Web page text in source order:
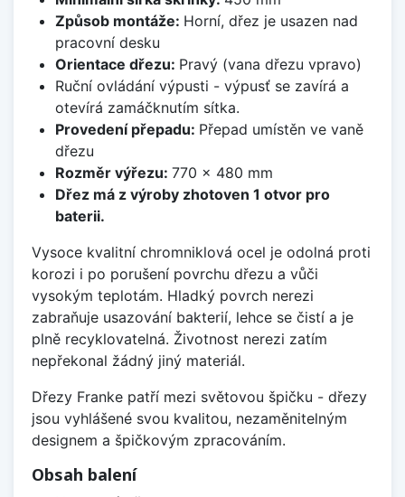
Způsob montáže: Horní, dřez je usazen nad
pracovní desku
Orientace dřezu: Pravý (vana dřezu vpravo)
Ruční ovládání výpusti - výpusť se zavírá a
otevírá zamáčknutím sítka.
Provedení přepadu: Přepad umístěn ve vaně
dřezu
Rozměr výřezu: 770 x 480 mm
Dřez má z výroby zhotoven 1 otvor pro
baterii.
Vysoce kvalitní chromniklová ocel je odolná proti
korozi i po porušení povrchu dřezu a vůči
vysokým teplotám. Hladký povrch nerezi
zabraňuje usazování bakterií, lehce se čistí a je
plně recyklovatelná. Životnost nerezi zatím
nepřekonal žádný jiný materiál.
Dřezy Franke patří mezi světovou špičku - dřezy
jsou vyhlášené svou kvalitou, nezaměnitelným
designem a špičkovým zpracováním.
Obsah balení